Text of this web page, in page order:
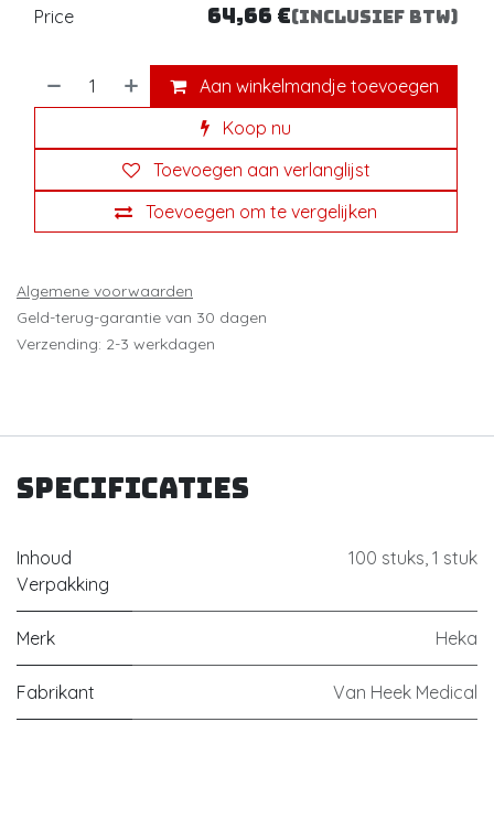
Aan winkelmandje toevoegen
Koop nu
Toevoegen om te vergelijken
Toevoegen aan verlanglijst
Price 64,66 €(Inclusief btw)
Algemene voorwaarden
Geld-terug-garantie van 30 dagen
Verzending: 2-3 werkdagen
Specificaties
Inhoud
Verpakking
100 stuks 1 stuk
Merk Heka
Fabrikant Van Heek Medical